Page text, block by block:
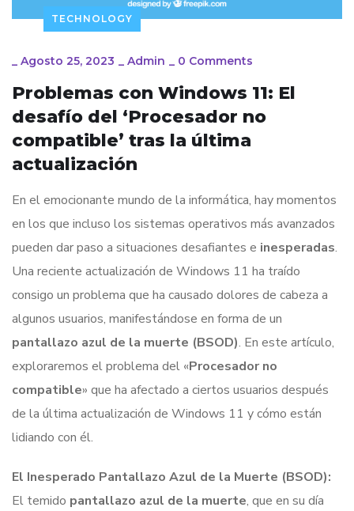
TECHNOLOGY
_ Agosto 25, 2023 _ Admin _ 0 Comments
Problemas con Windows 11: El
desafío del ‘Procesador no
compatible’ tras la última
actualización
En el emocionante mundo de la informática, hay momentos
en los que incluso los sistemas operativos más avanzados
pueden dar paso a situaciones desafiantes e inesperadas.
Una reciente actualización de Windows 11 ha traído
consigo un problema que ha causado dolores de cabeza a
algunos usuarios, manifestándose en forma de un
pantallazo azul de la muerte (BSOD). En este artículo,
exploraremos el problema del «Procesador no
compatible» que ha afectado a ciertos usuarios después
de la última actualización de Windows 11 y cómo están
lidiando con él.
El Inesperado Pantallazo Azul de la Muerte (BSOD):
El temido pantallazo azul de la muerte, que en su día